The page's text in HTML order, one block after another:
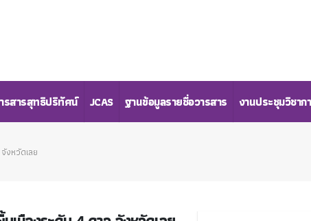
รสารสุทธิปริทัศน์ JCAS ฐานข้อมูลรายชื่อวารสาร งานประชุมวิชาก
งหวัดเลย